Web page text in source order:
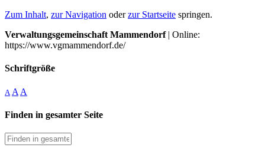
Zum Inhalt, zur Navigation oderzur Startseite springen.
Verwaltungsgemeinschaft Mammendorf| Online:
https://www.vgmammendorf.de/
Schriftgröße
A A A
Finden in gesamter Seite